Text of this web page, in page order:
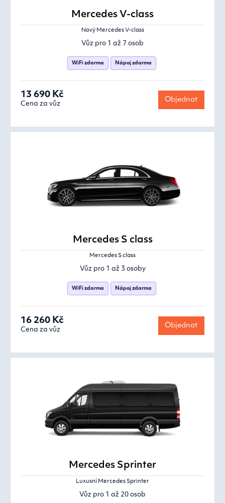
Mercedes V-class
Nový Mercedes V-class
Vůz pro 1 až 7 osob
WiFi zdarma Nápoj zdarma
13 690 Kč
Cena za vůz
Objednat
Mercedes S class
Mercedes S class
Vůz pro 1 až 3 osoby
WiFi zdarma Nápoj zdarma
16 260 Kč
Cena za vůz
Objednat
Mercedes Sprinter
Luxusní Mercedes Sprinter
Vůz pro 1 až 20 osob